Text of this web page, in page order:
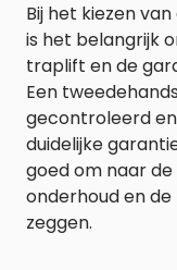
Bij het kiezen
is het belangrijk
traplift en de
Een
gecontroleerd
duidelijke
goed om naar
onderhoud en
zeggen.